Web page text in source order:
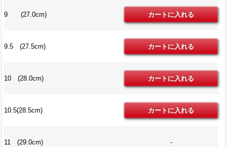
9 (27.0cm)
9.5 (27.5cm)
10 (28.0cm)
10.5(28.5cm)
11 (29.0cm) -